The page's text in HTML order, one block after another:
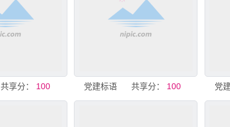
共享分： 100 党建标语 共享分： 100 党